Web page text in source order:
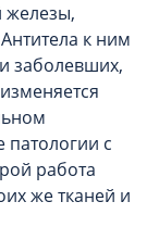
железы,
к ним
заболевших,
патологии с
работа
же тканей и